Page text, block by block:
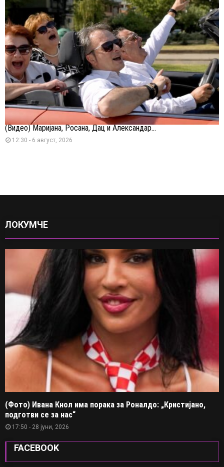
(Видео) Маријана, Росана, Дац и Александар...
12:30 - 6 август, 2026
ЛОКУМЧЕ
(Фото) Ивана Кнол има порака за Роналдо: „Кристијано,
подготви се за нас“
17:50 - 28 јуни, 2026
FACEBOOK